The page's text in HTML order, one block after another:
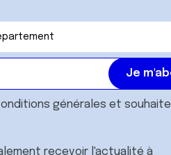
générales et souhaite
recevoir l'actualité à